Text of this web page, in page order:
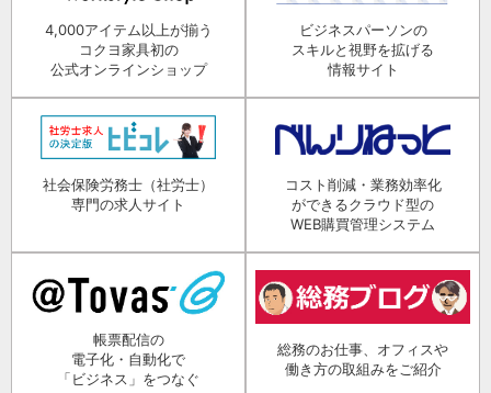
4,000アイテム以上が揃う
コクヨ家具初の
公式オンラインショップ
ビジネスパーソンの
スキルと視野を拡げる
情報サイト
社会保険労務士（社労士）
専門の求人サイト
コスト削減・業務効率化
ができるクラウド型の
WEB購買管理システム
帳票配信の
電子化・自動化で
「ビジネス」をつなぐ
総務のお仕事、オフィスや
働き方の取組みをご紹介